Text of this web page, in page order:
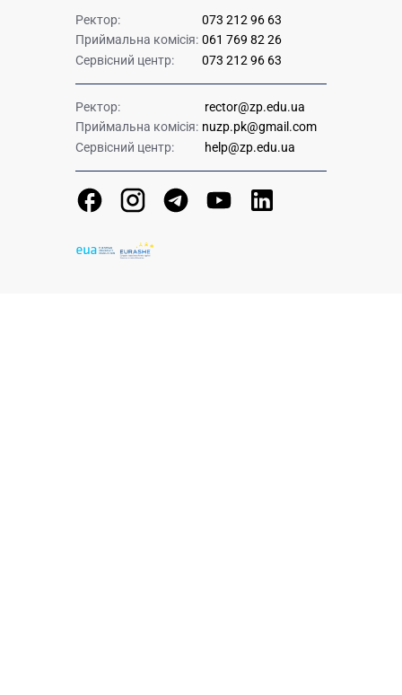
Ректор:
073 212 96 63
Приймальна комісія: 061 769 82 26
Сервісний центр:
073 212 96 63
Ректор:
rector@zp.edu.ua
Приймальна комісія: nuzp.pk@gmail.com
Сервісний центр:
help@zp.edu.ua